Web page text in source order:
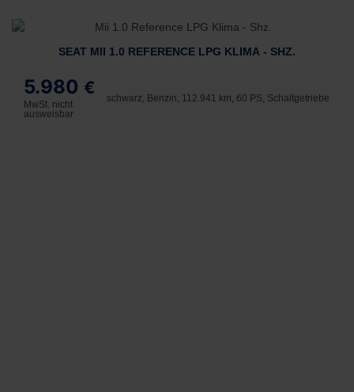
SEAT MII 1.0 REFERENCE LPG KLIMA - SHZ.
5.980 €
MwSt. nicht
ausweisbar
schwarz, Benzin, 112.941 km, 60 PS, Schaltgetriebe